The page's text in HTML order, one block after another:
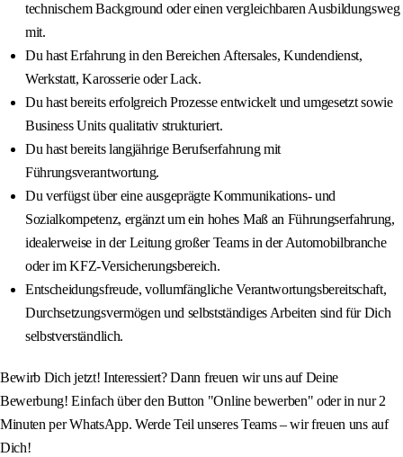
technischem Background oder einen vergleichbaren Ausbildungsweg
mit.
Du hast Erfahrung in den Bereichen Aftersales, Kundendienst,
Werkstatt, Karosserie oder Lack.
Du hast bereits erfolgreich Prozesse entwickelt und umgesetzt sowie
Business Units qualitativ strukturiert.
Du hast bereits langjährige Berufserfahrung mit
Führungsverantwortung.
Du verfügst über eine ausgeprägte Kommunikations- und
Sozialkompetenz, ergänzt um ein hohes Maß an Führungserfahrung,
idealerweise in der Leitung großer Teams in der Automobilbranche
oder im KFZ-Versicherungsbereich.
Entscheidungsfreude, vollumfängliche Verantwortungsbereitschaft,
Durchsetzungsvermögen und selbstständiges Arbeiten sind für Dich
selbstverständlich.
Bewirb Dich jetzt! Interessiert? Dann freuen wir uns auf Deine
Bewerbung! Einfach über den Button "Online bewerben" oder in nur 2
Minuten per WhatsApp. Werde Teil unseres Teams – wir freuen uns auf
Dich!